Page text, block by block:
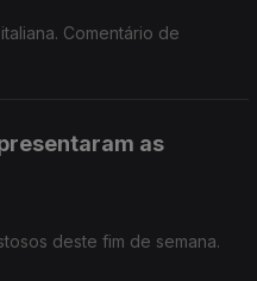
Comentário de
as
deste fim de semana.